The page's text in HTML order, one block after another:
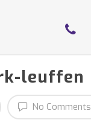
leuffen
No Comments